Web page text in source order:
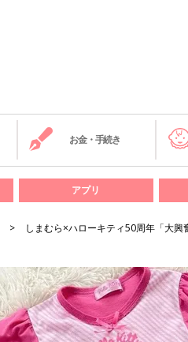
お金・手続き
アプリ
しまむら×ハローキティ50周年「大